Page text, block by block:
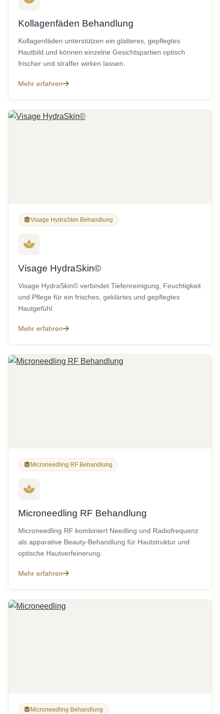
Kollagenfäden Behandlung
Kollagenfäden unterstützen ein glatteres, gepflegtes
Hautbild und können einzelne Gesichtspartien optisch
frischer und straffer wirken lassen.
Mehr erfahren
Visage HydraSkin Behandlung
Visage HydraSkin©
Visage HydraSkin© verbindet Tiefenreinigung, Feuchtigkeit
und Pflege für ein frisches, geklärtes und gepflegtes
Hautgefühl.
Mehr erfahren
Microneedling RF Behandlung
Microneedling RF Behandlung
Microneedling RF kombiniert Needling und Radiofrequenz
als apparative Beauty-Behandlung für Hautstruktur und
optische Hautverfeinerung.
Mehr erfahren
Microneedling Behandlung